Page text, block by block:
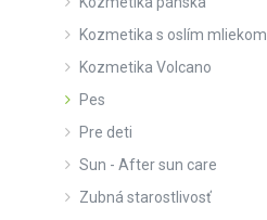
Kozmetika s oslím mliekom
Kozmetika Volcano
Pes
Pre deti
Sun - After sun care
Zubná starostlivosť